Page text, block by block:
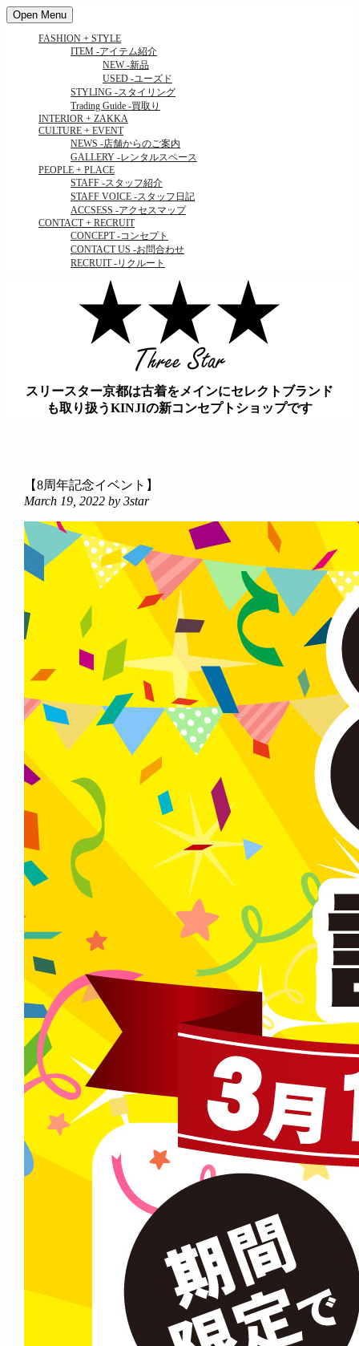
Open Menu
FASHION + STYLE
ITEM -アイテム紹介
NEW-新品
USED -ユーズド
STYLING -スタイリング
Trading Guide -買取り
INTERIOR + ZAKKA
CULTURE + EVENT
NEWS -店舗からのご案内
GALLERY -レンタルスペース
PEOPLE + PLACE
STAFF -スタッフ紹介
STAFF VOICE -スタッフ日記
ACCSESS -アクセスマップ
CONTACT + RECRUIT
CONCEPT-コンセプト
CONTACT US -お問合わせ
RECRUIT-リクルート
スリースター京都は古着をメインにセレクトブランド
も取り扱うKINJIの新コンセプトショップです
займ на карту онлайн без отказа
【8周年記念イベント】
March 19, 2022 by 3star